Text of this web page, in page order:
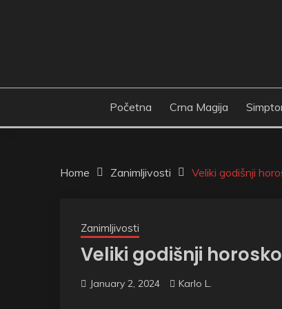
Početna Crna Magija
Home Zanimljivosti Veliki godišnji
Zanimljivosti
Veliki godišnji
January 2, 2024 Karlo L.